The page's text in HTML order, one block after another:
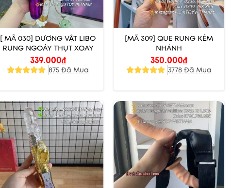
[ MÃ 030] DƯƠNG VẬT LIBO
RUNG NGOÁY THỤT XOAY
339.000₫
875 Đã Mua
[MÃ 309] QUE RUNG KÈM
NHÁNH
350.000₫
3778 Đã Mua